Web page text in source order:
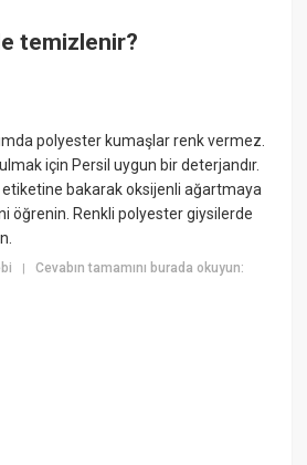
temizlenir?
polyester kumaşlar renk vermez.
için Persil uygun bir deterjandır.
bakarak oksijenli ağartmaya
öğrenin. Renkli polyester giysilerde
|Cevabın tamamını burada okuyun: